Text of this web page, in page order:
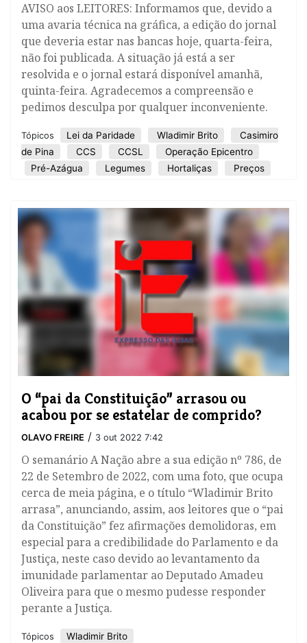
AVISO aos LEITORES: Informamos que, devido a
uma avaria técnica na gráfica, a edição do jornal
que deveria estar nas bancas hoje, quarta-feira,
não foi publicada. A situação já está a ser
resolvida e o jornal estará disponível amanhã,
quinta-feira. Agradecemos a compreensão e
pedimos desculpa por qualquer inconveniente.
Tópicos Lei da Paridade Wladimir Brito
Casimiro
de Pina
CCS CCSL
Operação Epicentro
Pré-Azágua
Legumes Hortaliças Preços
O “pai da Constituição” arrasou ou
acabou por se estatelar de comprido?
OLAVO FREIRE / 3 out 2022 7:42
O semanário A Nação abre a sua edição nº 786, de
22 de Setembro de 2022, com uma foto, que ocupa
cerca de meia página, e o título “Wladimir Brito
arrasa”, anunciando, assim, aos leitores que o “pai
da Constituição” fez afirmações demolidoras, em
especial para a credibilidade do Parlamento e da
Justiça, neste caso devido ao levantamento da
imunidade parlamentar ao Deputado Amadeu
Oliveira para que o mesmo pudesse responder
perante a Justiça.
Tópicos Wladimir Brito